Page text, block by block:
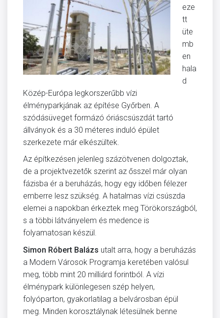
eze
tt
üte
mb
en
hala
d
Közép-Európa legkorszerűbb vízi
élményparkjának az építése Győrben. A
szódásüveget formázó óriáscsúszdát tartó
állványok és a 30 méteres induló épület
szerkezete már elkészültek.
Az építkezésen jelenleg százötvenen dolgoztak,
de a projektvezetők szerint az ősszel már olyan
fázisba ér a beruházás, hogy egy időben félezer
emberre lesz szükség. A hatalmas vízi csúszda
elemei a napokban érkeztek meg Törökországból,
s a többi látványelem és medence is
folyamatosan készül.
Simon Róbert Balázs utalt arra, hogy a beruházás
a Modern Városok Programja keretében valósul
meg, több mint 20 milliárd forintból. A vízi
élménypark különlegesen szép helyen,
folyóparton, gyakorlatilag a belvárosban épül
meg. Minden korosztálynak létesülnek benne